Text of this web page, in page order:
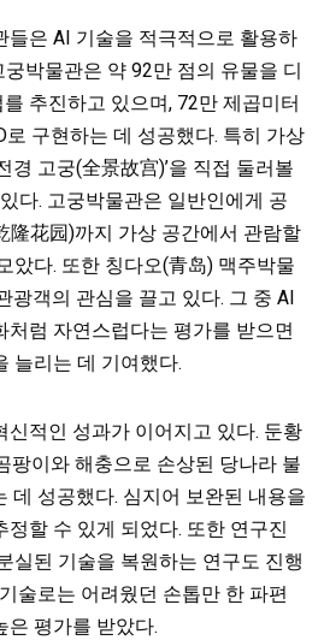
들은 AI 기술을 적극적으로 활용하
박물관은 약 92만 점의 유물을 디
추진하고 있으며, 72만 제곱미터
구현하는 데 성공했다. 특히 가상
경 고궁(全景故宫)’을 직접 둘러볼
다. 고궁박물관은 일반인에게 공
隆花园)까지 가상 공간에서 관람할
았다. 또한 칭다오(青岛) 맥주박물
광객의 관심을 끌고 있다. 그 중 AI
처럼 자연스럽다는 평가를 받으면
늘리는 데 기여했다.
신적인 성과가 이어지고 있다. 둔황
팡이와 해충으로 손상된 당나라 불
데 성공했다. 심지어 보완된 내용을
할 수 있게 되었다. 또한 연구진
실된 기술을 복원하는 연구도 진행
술로는 어려웠던 손톱만 한 파편
은 평가를 받았다.